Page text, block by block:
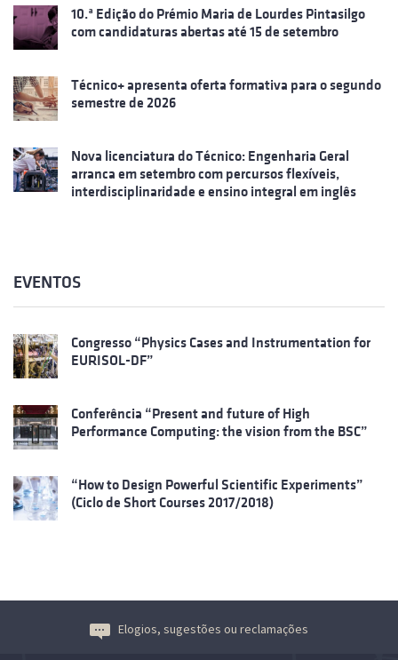
10.ª Edição do Prémio Maria de Lourdes Pintasilgo
com candidaturas abertas até 15 de setembro
Técnico+ apresenta oferta formativa para o segundo
semestre de 2026
Nova licenciatura do Técnico: Engenharia Geral
arranca em setembro com percursos flexíveis,
interdisciplinaridade e ensino integral em inglês
EVENTOS
Congresso “Physics Cases and Instrumentation for
EURISOL-DF”
Conferência “Present and future of High
Performance Computing: the vision from the BSC”
“How to Design Powerful Scientific Experiments”
(Ciclo de Short Courses 2017/2018)
Elogios, sugestões ou reclamações